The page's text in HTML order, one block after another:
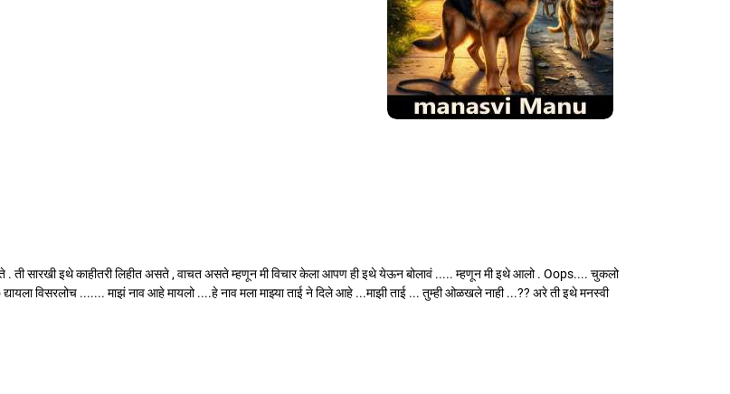
ती सारखी इथे काहीतरी लिहीत असते , वाचत असते म्हणून मी विचार केला आपण ही इथे येऊन बोलावं ..... म्हणून मी इथे आलो . Oops.... चुकलो
विसरलोच ....... माझं नाव आहे मायलो ....हे नाव मला माझ्या ताई ने दिले आहे ...माझी ताई ... तुम्ही ओळखले नाही ...?? अरे ती इथे मनस्वी